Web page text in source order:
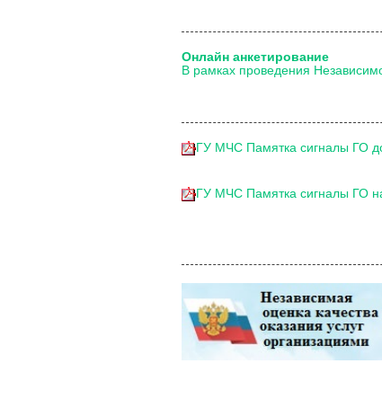
Онлайн анкетирование
В рамках проведения
ГУ МЧС Памятка сигналы ГО
ГУ МЧС Памятка сигналы ГО